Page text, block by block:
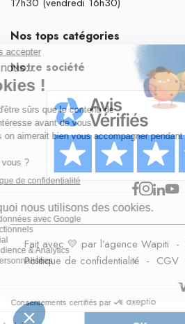
Nos tops catégories
Notre société
Fait avec 💛 par l’agence Wapiti -
Politique de confidentialité - CGV